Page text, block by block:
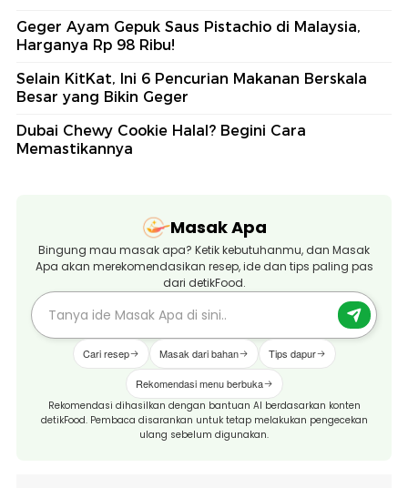
Geger Ayam Gepuk Saus Pistachio di Malaysia,
Harganya Rp 98 Ribu!
Selain KitKat, Ini 6 Pencurian Makanan Berskala
Besar yang Bikin Geger
Dubai Chewy Cookie Halal? Begini Cara
Memastikannya
Masak Apa
Bingung mau masak apa? Ketik kebutuhanmu, dan Masak
Apa akan merekomendasikan resep, ide dan tips paling pas
dari detikFood.
Cari resep Masak dari bahan Tips dapur
Rekomendasi menu berbuka
Rekomendasi dihasilkan dengan bantuan AI berdasarkan konten
detikFood. Pembaca disarankan untuk tetap melakukan pengecekan
ulang sebelum digunakan.